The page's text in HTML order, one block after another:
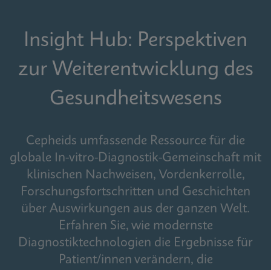
Insight Hub: Perspektiven
zur Weiterentwicklung des
Gesundheitswesens
Cepheids umfassende Ressource für die
globale In-vitro-Diagnostik-Gemeinschaft mit
klinischen Nachweisen, Vordenkerrolle,
Forschungsfortschritten und Geschichten
über Auswirkungen aus der ganzen Welt.
Erfahren Sie, wie modernste
Diagnostiktechnologien die Ergebnisse für
Patient/innen verändern, die